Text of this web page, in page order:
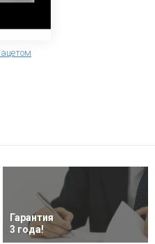
Гарантия
3 года!